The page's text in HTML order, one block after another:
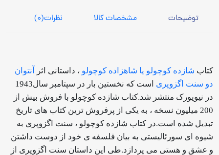
توضیحات مشخصات کالا نظرات(0)
کتاب شازده کوچولو یا شاهزاده کوچولو ، داستانی اثر
آنتوان
دو سنت اگزوپری
است که نخستین بار در سپتامبر سال1943
در نیویورک منتشر شد.کتاب شازده کوچولو با فروش بیش از
200 میلیون نسخه ، به یکی از پرفروش ترین کتاب های تاریخ
تبدیل شده است.در کتاب شازده کوچولو ، سنت اگزوپری به
شیوه ای سورئالیستی به بیان فلسفه ی خود از دوست داشتن
و عشق و هستی می پردازد.طی این داستان سنت اگزوپری از